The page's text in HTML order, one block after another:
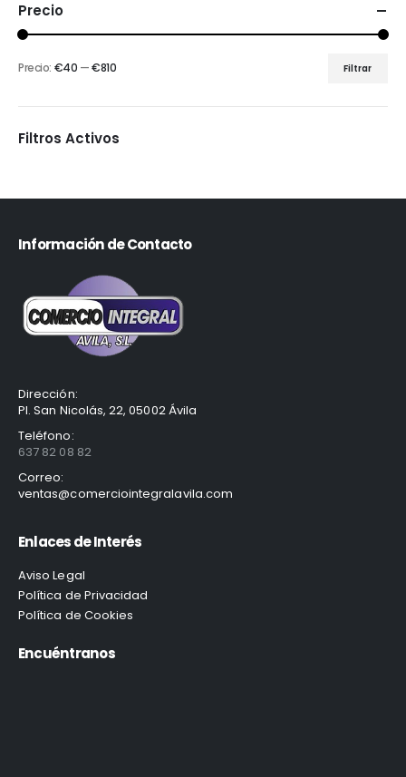
Precio
Filtrar
Precio: €40 —€810
Filtros Activos
Información de Contacto
Dirección:
Pl. San Nicolás, 22, 05002 Ávila
Teléfono:
637 82 08 82
Correo:
ventas@comerciointegralavila.com
Enlaces de Interés
Aviso Legal
Política de Privacidad
Política de Cookies
Encuéntranos